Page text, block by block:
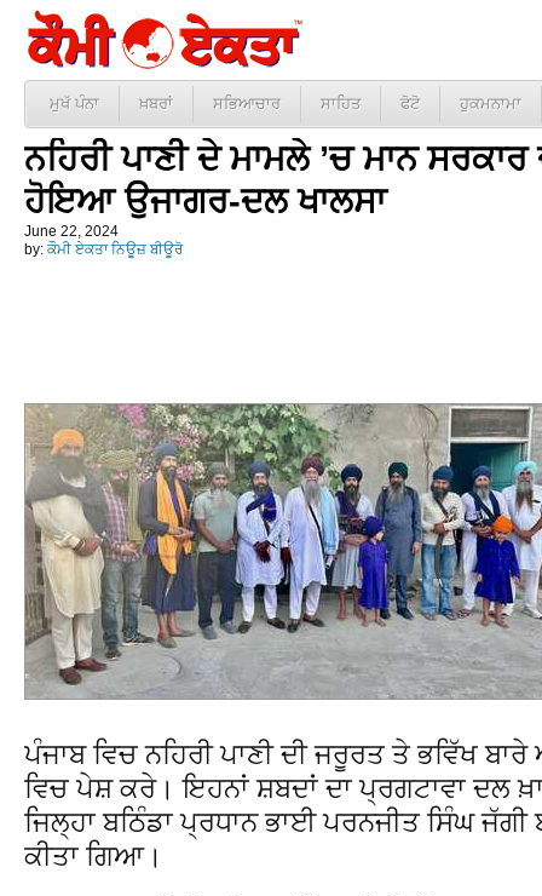
ਮੁਖੱ ਪੰਨਾ ਖ਼ਬਰਾਂ ਸਭਿਆਚਾਰ ਸਾਹਿਤ ਫੋਟੋ ਹੁਕਮਨਾਮਾ
ਨਹਿਰੀ ਪਾਣੀ ਦੇ ਮਾਮਲੇ ’ਚ ਮਾਨ
ਹੋਇਆ ਉਜਾਗਰ-ਦਲ ਖਾਲਸਾ
June 22, 2024
by: ਕੌਮੀ ਏਕਤਾ ਨਿਊਜ਼ ਬੀਊਰੋ
ਪੰਜਾਬ ਵਿਚ ਨਹਿਰੀ ਪਾਣੀ ਦੀ ਜਰੂਰਤ ਤੇ ਭਵਿੱਖ
ਵਿਚ ਪੇਸ਼ ਕਰੇ। ਇਹਨਾਂ ਸ਼ਬਦਾਂ ਦਾ ਪ੍ਰਗਟਾਵਾ ਦਲ
ਜਿਲ੍ਹਾ ਬਠਿੰਡਾ ਪ੍ਰਧਾਨ ਭਾਈ ਪਰਨਜੀਤ ਸਿੰਘ ਜੱਗੀ
ਕੀਤਾ ਗਿਆ।